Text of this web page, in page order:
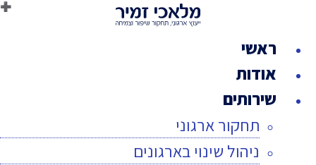
ראשי
אודות
שירותים
תחקור ארגוני
ניהול שינוי בארגונים